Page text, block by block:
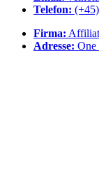
Telefon:
Firma:
Adresse: One